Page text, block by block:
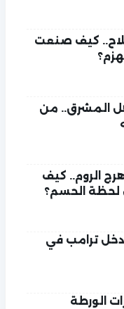
كيف صنعت
المشرق.. من
الروم.. كيف
لحظة الحسم؟
دخل ترامب في
الورطة